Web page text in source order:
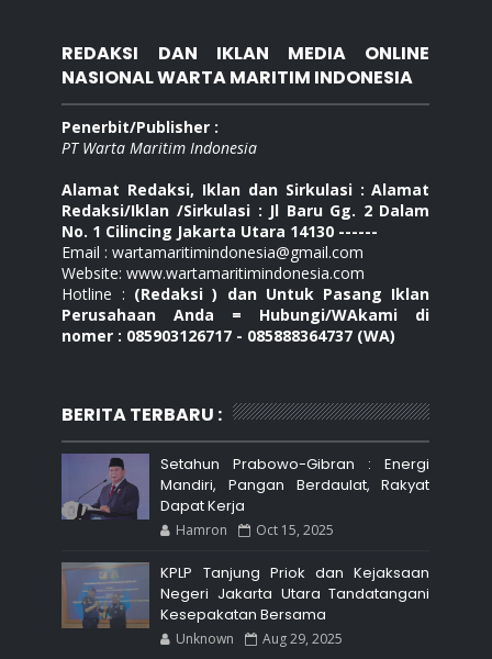
REDAKSI DAN IKLAN MEDIA ONLINE
NASIONAL WARTA MARITIM INDONESIA
Penerbit/Publisher :
PT Warta Maritim Indonesia
Alamat Redaksi, Iklan dan Sirkulasi : Alamat
Redaksi/Iklan /Sirkulasi : Jl Baru Gg. 2 Dalam
No. 1 Cilincing Jakarta Utara 14130 ------
Email : wartamaritimindonesia@gmail.com
Website: www.wartamaritimindonesia.com
Hotline : (Redaksi ) dan Untuk Pasang Iklan
Perusahaan Anda = Hubungi/WAkami di
nomer : 085903126717 - 085888364737 (WA)
BERITA TERBARU :
Setahun Prabowo-Gibran : Energi
Mandiri, Pangan Berdaulat, Rakyat
Dapat Kerja
Hamron Oct 15, 2025
KPLP Tanjung Priok dan Kejaksaan
Negeri Jakarta Utara Tandatangani
Kesepakatan Bersama
Unknown Aug 29, 2025